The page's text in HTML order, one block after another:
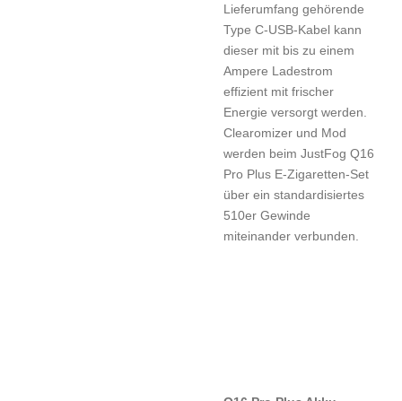
Lieferumfang gehörende
Type C-USB-Kabel kann
dieser mit bis zu einem
Ampere Ladestrom
effizient mit frischer
Energie versorgt werden.
Clearomizer und Mod
werden beim JustFog Q16
Pro Plus E-Zigaretten-Set
über ein standardisiertes
510er Gewinde
miteinander verbunden.